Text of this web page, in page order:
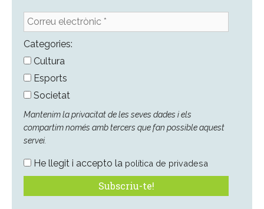
Correu
electrònic
*Categories:
Cultura
Esports
Societat
Mantenim la privacitat de les seves dades i els
compartim només amb tercers que fan possible aquest
servei.
He llegit i accepto la política de privadesa